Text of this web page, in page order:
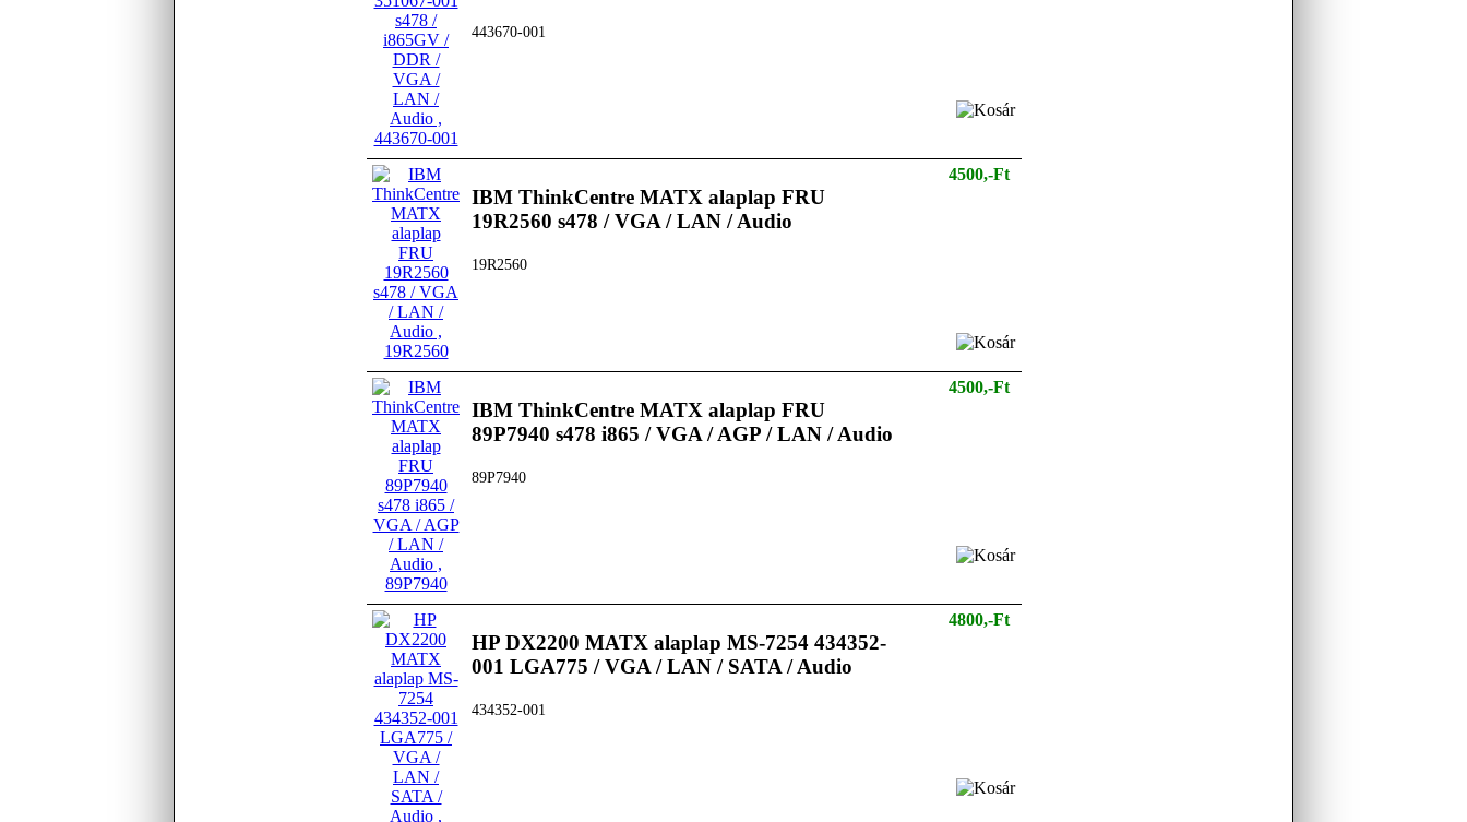
443670-001
IBM ThinkCentre MATX alaplap FRU
19R2560 s478 / VGA / LAN / Audio
19R2560
4500,-Ft
IBM ThinkCentre MATX alaplap FRU
89P7940 s478 i865 / VGA / AGP / LAN / Audio
89P7940
4500,-Ft
HP DX2200 MATX alaplap MS-7254 434352-
001 LGA775 / VGA / LAN / SATA / Audio
434352-001
4800,-Ft